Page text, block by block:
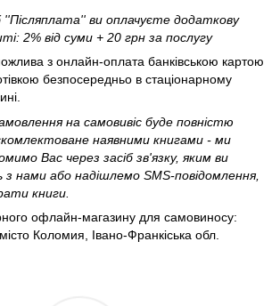
''Післяплата'' ви оплачуєте додаткову
2% від суми + 20 грн за послугу
з онлайн-оплата банківською картою
безпосередньо в стаціонарному
на самовивіс буде повністю
наявними книгами - ми
Вас через засіб зв'язку, яким ви
нами або надішлемо SMS-повідомлення,
книги.
офлайн-магазину для самовиносу:
Коломия, Івано-Франкіська обл.